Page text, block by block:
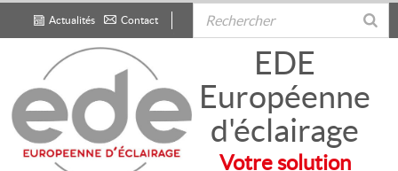
Contact
Actualités
EDE
Européenne
d'éclairage
Votre solution